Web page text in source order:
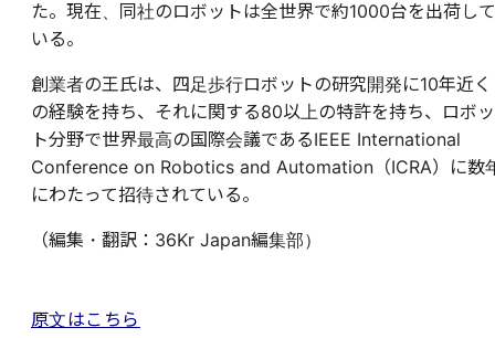
た。 現在、同社のロボットは全世界で約1000台を出荷して
いる。
創業者の王氏は、四足歩行ロボットの研究開発に10年近く
の経験を持ち、それに関する80以上の特許を持ち、ロボッ
ト分野で世界最高の国際会議であるIEEE International
Conference on Robotics and Automation（ICRA）に数
にわたって招待されている。
（編集・翻訳：36Kr Japan編集部）
原文はこちら